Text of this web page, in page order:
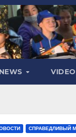
NEWS VIDEO
СПРАВЕДЛИВЫЙ